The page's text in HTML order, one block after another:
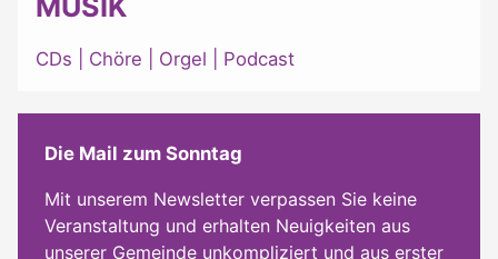
CDs Chöre Orgel Podcast
Die Mail zum Sonntag
Mit unserem Newsletter verpassen Sie keine
Veranstaltung und erhalten Neuigkeiten aus
unserer Gemeinde unkompliziert und aus erster